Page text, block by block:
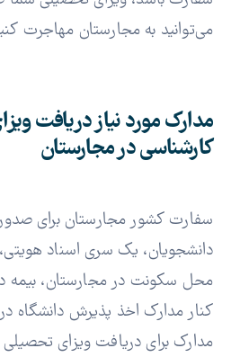
می‌توانید به مجارستان مهاجرت
مدارک مورد نیاز دریافت
کارشناسی در مجارستان
سفارت کشور مجارستان برای
دانشجویان، یک سری اسناد
محل سکونت در مجارستان، بیمه
کنار مدارک اخذ پذیرش دانشگاه
مدارک برای دریافت ویزای